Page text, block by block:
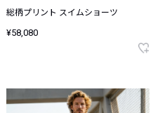
総柄プリント スイムショーツ
¥58,080